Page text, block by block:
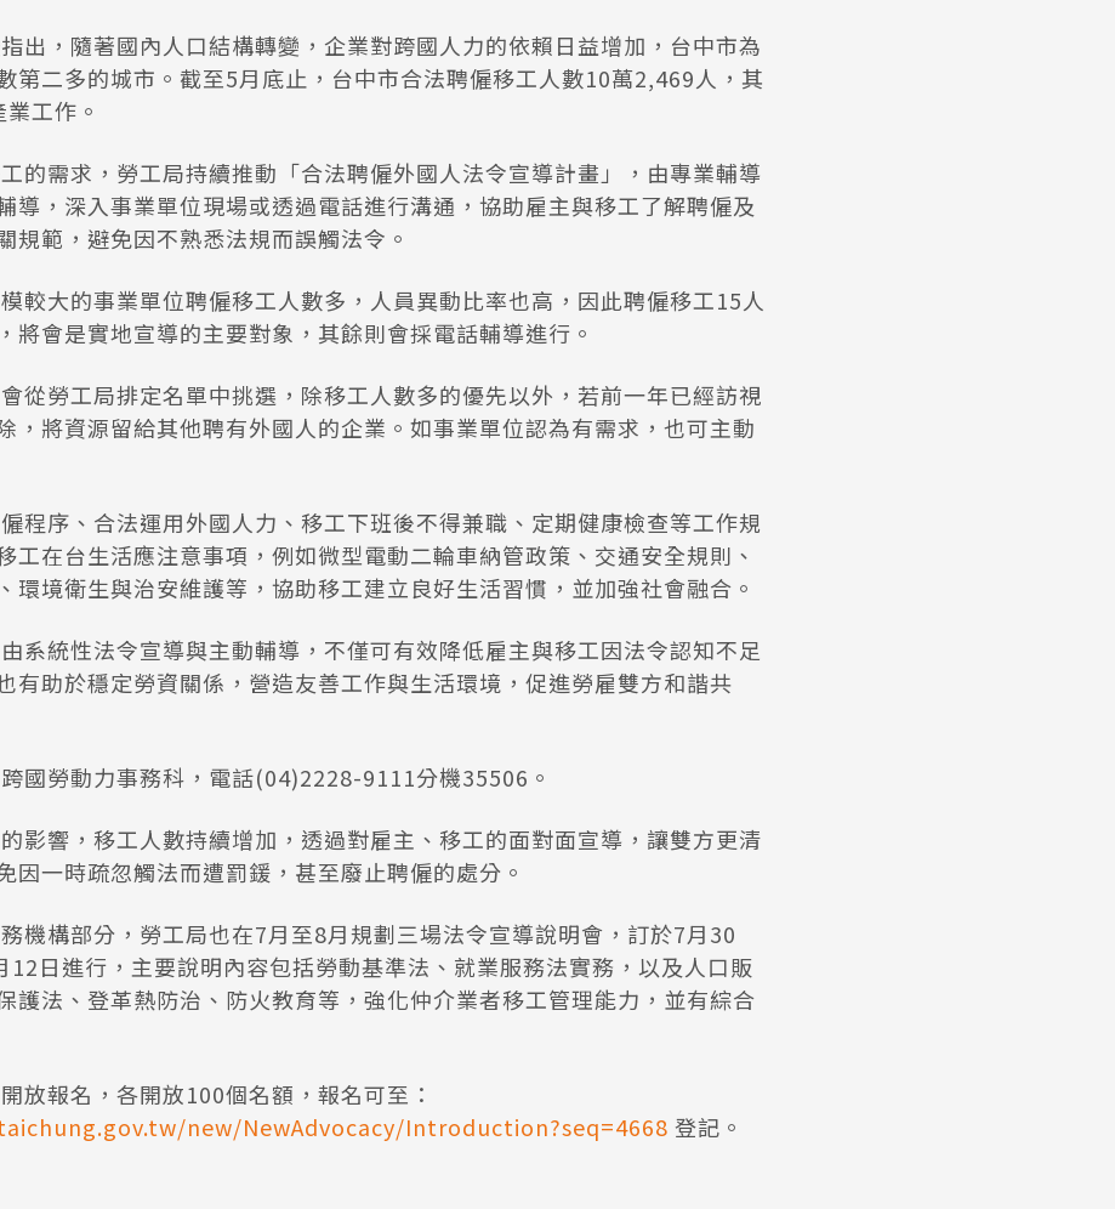
出，隨著國內人口結構轉變，企業對跨國人力的依賴日益增加，台中市為
第二多的城市。截至5月底止，台中市合法聘僱移工人數10萬2,469人，其
工作。
的需求，勞工局持續推動「合法聘僱外國人法令宣導計畫」，由專業輔導
導，深入事業單位現場或透過電話進行溝通，協助雇主與移工了解聘僱及
規範，避免因不熟悉法規而誤觸法令。
較大的事業單位聘僱移工人數多，人員異動比率也高，因此聘僱移工15人
將會是實地宣導的主要對象，其餘則會採電話輔導進行。
從勞工局排定名單中挑選，除移工人數多的優先以外，若前一年已經訪視
，將資源留給其他聘有外國人的企業。如事業單位認為有需求，也可主動
程序、合法運用外國人力、移工下班後不得兼職、定期健康檢查等工作規
工在台生活應注意事項，例如微型電動二輪車納管政策、交通安全規則、
環境衛生與治安維護等，協助移工建立良好生活習慣，並加強社會融合。
系統性法令宣導與主動輔導，不僅可有效降低雇主與移工因法令認知不足
有助於穩定勞資關係，營造友善工作與生活環境，促進勞雇雙方和諧共
國勞動力事務科，電話(04)2228-9111分機35506。
影響，移工人數持續增加，透過對雇主、移工的面對面宣導，讓雙方更清
因一時疏忽觸法而遭罰鍰，甚至廢止聘僱的處分。
機構部分，勞工局也在7月至8月規劃三場法令宣導說明會，訂於7月30
12日進行，主要說明內容包括勞動基準法、就業服務法實務，以及人口販
護法、登革熱防治、防火教育等，強化仲介業者移工管理能力，並有綜合
放報名，各開放100個名額，報名可至：
new/NewAdvocacy/Introduction?seq=4668 登記。